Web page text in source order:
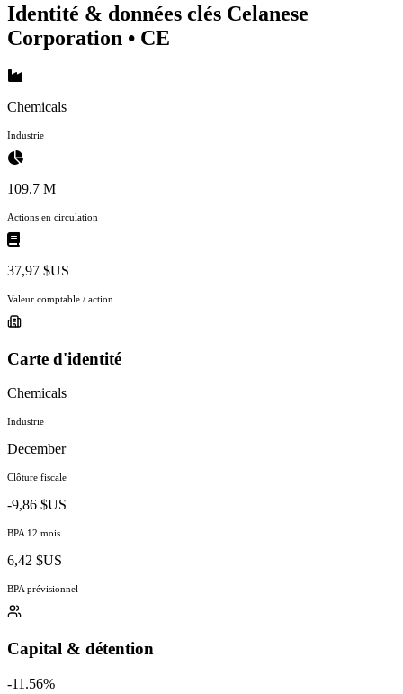
Identité & données clés Celanese
Corporation • CE
Chemicals
Industrie
109.7 M
Actions en circulation
37,97 $US
Valeur comptable / action
Carte d'identité
Chemicals
Industrie
December
Clôture fiscale
-9,86 $US
BPA 12 mois
6,42 $US
BPA prévisionnel
Capital & détention
-11.56%